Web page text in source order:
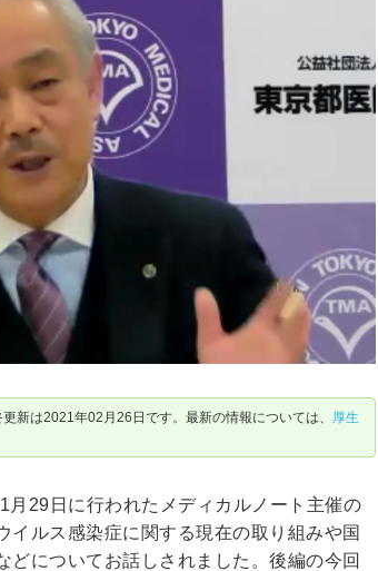
新は2021年02月26日です。最新の情報については、 厚生
29日に行われたメディカルノート主催の
イルス感染症に関する現在の取り組みや国
どについてお話しされました。後編の今回